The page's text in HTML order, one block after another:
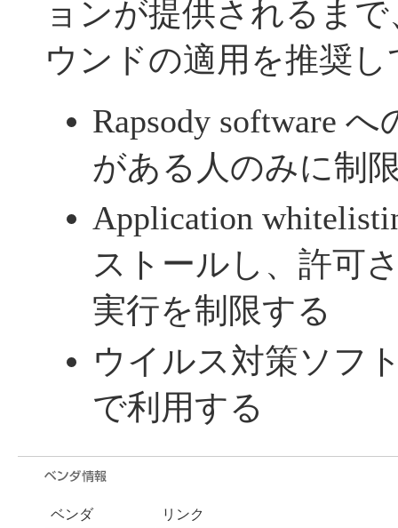
ョンが提供されるま
ウンドの適用を推奨
Rapsody software
がある人のみに制
Application
ストールし、許可
実行を制限する
ウイルス対策ソフ
で利用する
ベンダ
リンク